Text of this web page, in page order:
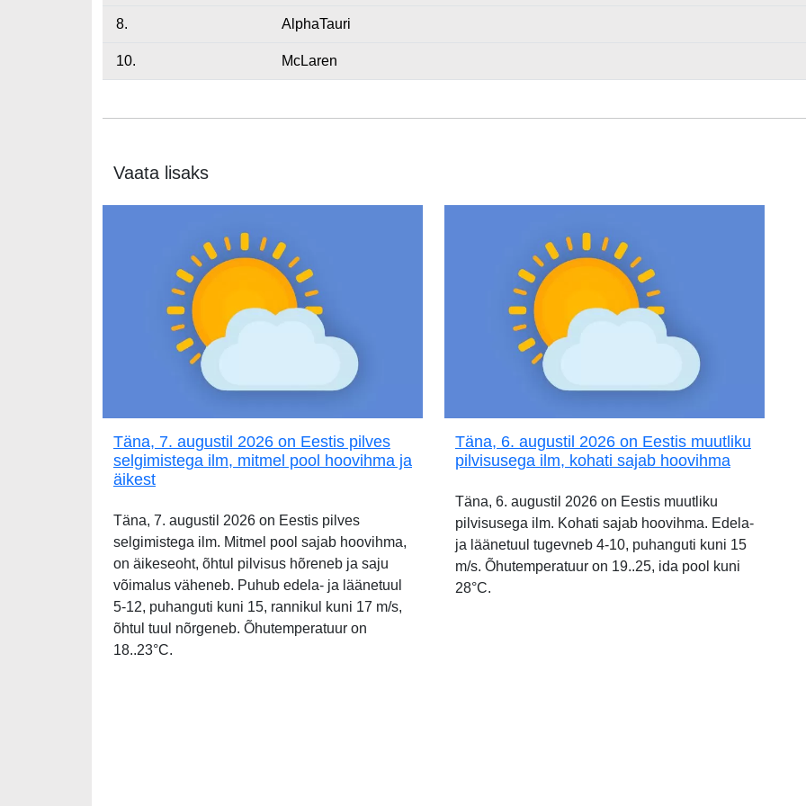
8. AlphaTauri
10. McLaren
Vaata lisaks
Täna, 7. augustil 2026 on Eestis pilves
selgimistega ilm, mitmel pool hoovihma ja
äikest
Täna, 7. augustil 2026 on Eestis pilves
selgimistega ilm. Mitmel pool sajab hoovihma,
on äikeseoht, õhtul pilvisus hõreneb ja saju
võimalus väheneb. Puhub edela- ja läänetuul
5-12, puhanguti kuni 15, rannikul kuni 17 m/s,
õhtul tuul nõrgeneb. Õhutemperatuur on
18..23°C.
Täna, 6. augustil 2026 on Eestis muutliku
pilvisusega ilm, kohati sajab hoovihma
Täna, 6. augustil 2026 on Eestis muutliku
pilvisusega ilm. Kohati sajab hoovihma. Edela-
ja läänetuul tugevneb 4-10, puhanguti kuni 15
m/s. Õhutemperatuur on 19..25, ida pool kuni
28°C.